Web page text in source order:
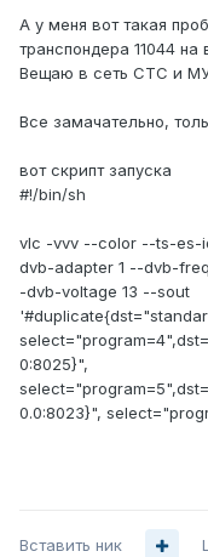
А у меня вот такая
транспондера 11044 на
Вещаю в сеть CTC и
Все замачательно,
вот скрипт запуска
#!/bin/sh
vlc -vvv --color --ts-es-
dvb-adapter 1 --dvb-
-dvb-voltage 13 --sout
0:8025}",
0.0:8023}",
Вставить ник